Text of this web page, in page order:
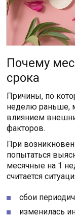
Почему
срока
Причины, по
неделю раньше,
влиянием
факторов.
При
попытаться
месячные на 1
считается
сбои
изменилась